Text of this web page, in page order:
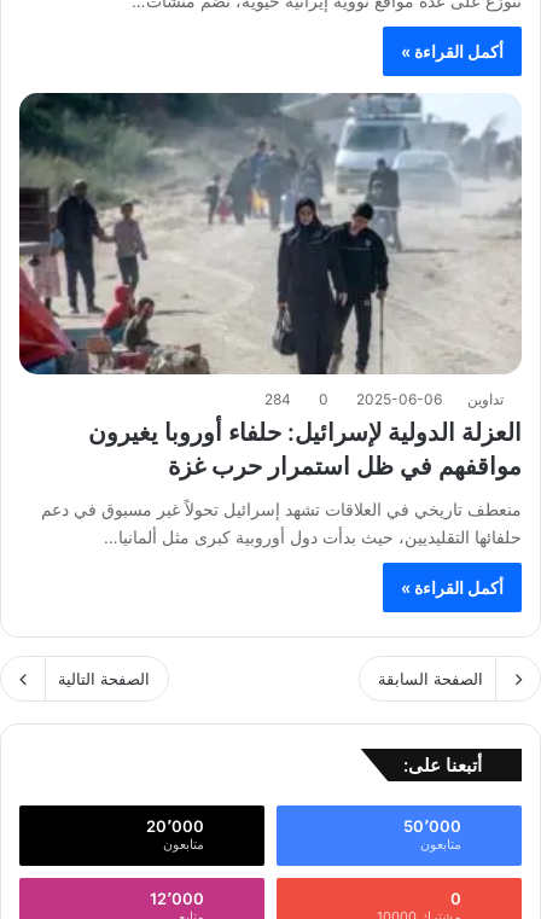
أكمل القراءة »
تداوين 2025-06-06
0
284
العزلة الدولية لإسرائيل: حلفاء أوروبا يغيرون
مواقفهم في ظل استمرار حرب غزة
منعطف تاريخي في العلاقات تشهد إسرائيل تحولاً غير مسبوق في دعم
حلفائها التقليديين، حيث بدأت دول أوروبية كبرى مثل ألمانيا…
أكمل القراءة »
الصفحة السابقة الصفحة التالية
أتبعنا على:
50٬000
متابعون
20٬000
متابعون
0 12٬000